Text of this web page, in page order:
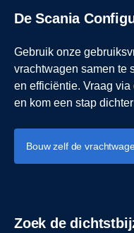
De Scania
Gebruik onze
vrachtwagen samen te
en efficiëntie. Vraag
en kom een stap
Bouw zelf de
Zoek de